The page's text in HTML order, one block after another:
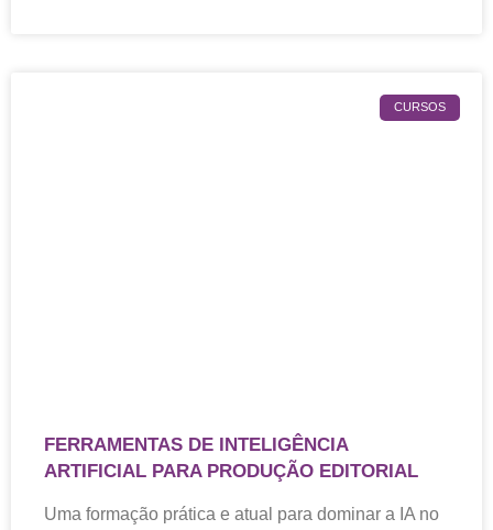
CURSOS
FERRAMENTAS DE INTELIGÊNCIA
ARTIFICIAL PARA PRODUÇÃO EDITORIAL
Uma formação prática e atual para dominar a IA no